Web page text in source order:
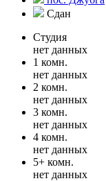
Сдан
Студия
нет данных
1 комн.
нет данных
2 комн.
нет данных
3 комн.
нет данных
4 комн.
нет данных
5+ комн.
нет данных